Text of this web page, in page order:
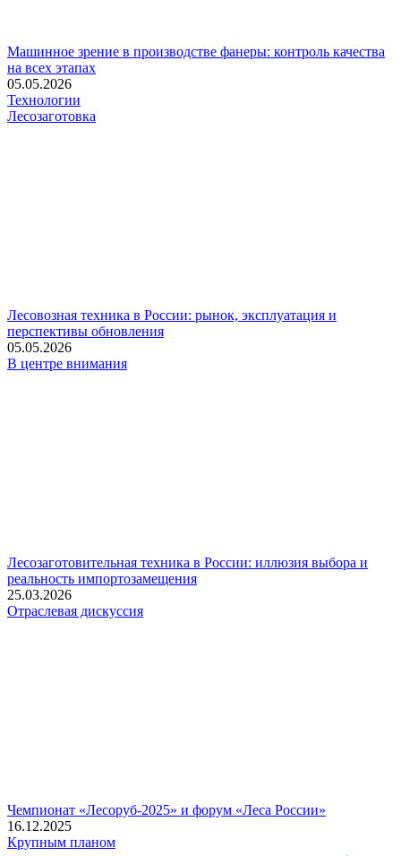
Машинное зрение в производстве фанеры: контроль качества
на всех этапах
05.05.2026
Технологии
Лесозаготовка
Лесовозная техника в России: рынок, эксплуатация и
перспективы обновления
05.05.2026
В центре внимания
Лесозаготовительная техника в России: иллюзия выбора и
реальность импортозамещения
25.03.2026
Отраслевая дискуссия
Чемпионат «Лесоруб-2025» и форум «Леса России»
16.12.2025
Крупным планом